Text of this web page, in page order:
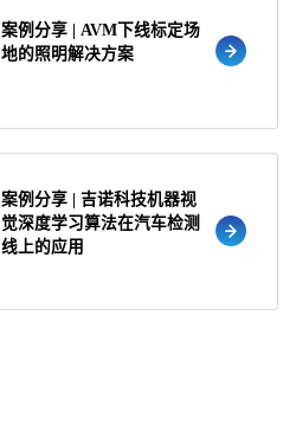
案例分享 | AVM下线标定场
地的照明解决方案
案例分享 | 吉诺科技机器视
觉深度学习算法在汽车检测
线上的应用